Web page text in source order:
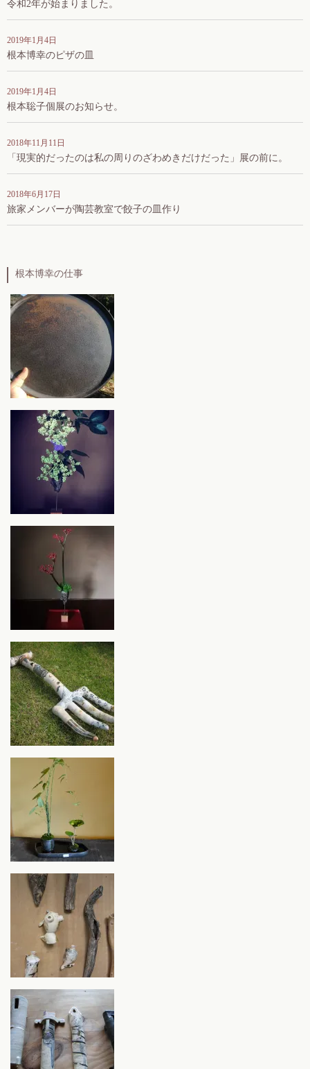
令和2年が始まりました。
2019年1月4日
根本博幸のピザの皿
2019年1月4日
根本聡子個展のお知らせ。
2018年11月11日
「現実的だったのは私の周りのざわめきだけだった」展の前に。
2018年6月17日
旅家メンバーが陶芸教室で餃子の皿作り
根本博幸の仕事